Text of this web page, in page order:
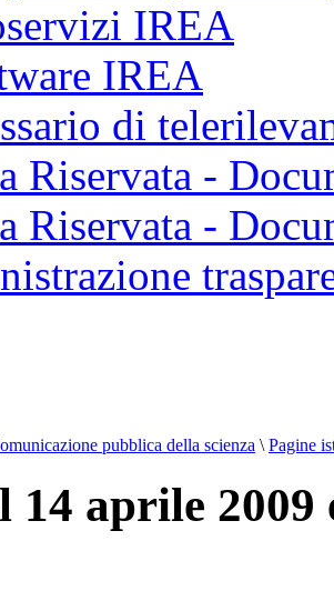
IREA
IREA
di
Riservata -
Riservata -
pubblica della scienza \ Pagine
14 aprile 2009